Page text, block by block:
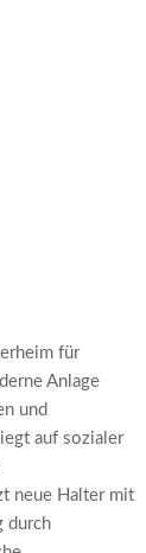
für
Anlage
und
auf sozialer
neue Halter mit
durch